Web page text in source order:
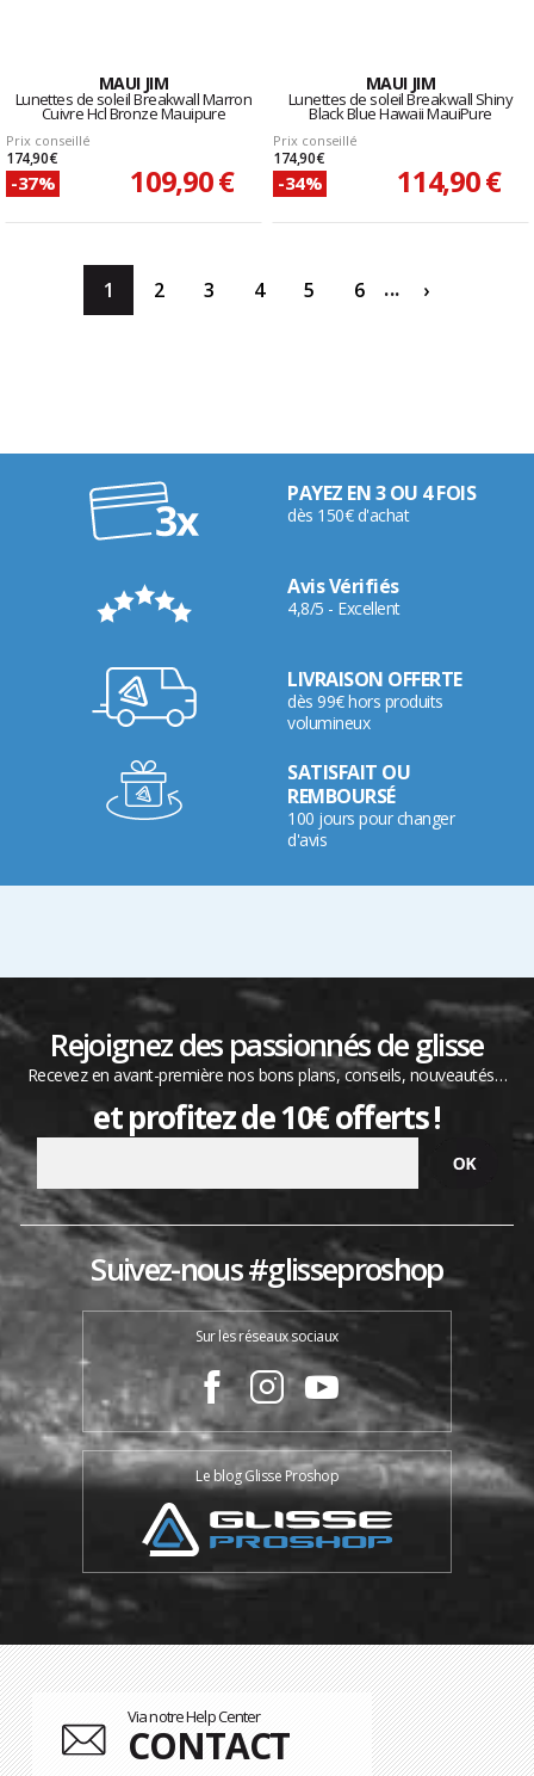
MAUI JIM
Lunettes de soleil Breakwall Marron
Cuivre Hcl Bronze Mauipure
Prix conseillé
174,90 €
-37% 109,90 €
MAUI JIM
Lunettes de soleil Breakwall Shiny
Black Blue Hawaii MauiPure
Prix conseillé
174,90 €
-34% 114,90 €
1 2 3 4 5 6 ... ›
PAYEZ EN 3 OU 4 FOIS
dès 150€ d'achat
Avis Vérifiés
4,8/5 - Excellent
LIVRAISON OFFERTE
dès 99€ hors produits
volumineux
SATISFAIT OU
REMBOURSÉ
100 jours pour changer
d'avis
Rejoignez des passionnés de glisse
Recevez en avant-première nos bons plans, conseils, nouveautés…
et profitez de 10€ offerts !
Suivez-nous #glisseproshop
Sur les réseaux sociaux
Le blog Glisse Proshop
Via notre Help Center
CONTACT